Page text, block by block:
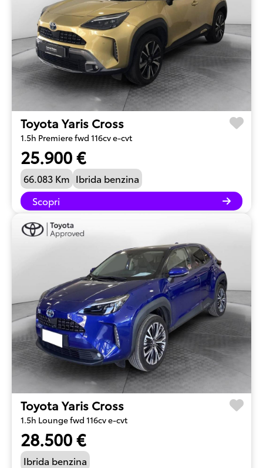
Toyota Yaris Cross
1.5h Premiere fwd 116cv e-cvt
25.900 €
66.083 Km Ibrida benzina
Scopri
Toyota Yaris Cross
1.5h Lounge fwd 116cv e-cvt
28.500 €
Ibrida benzina